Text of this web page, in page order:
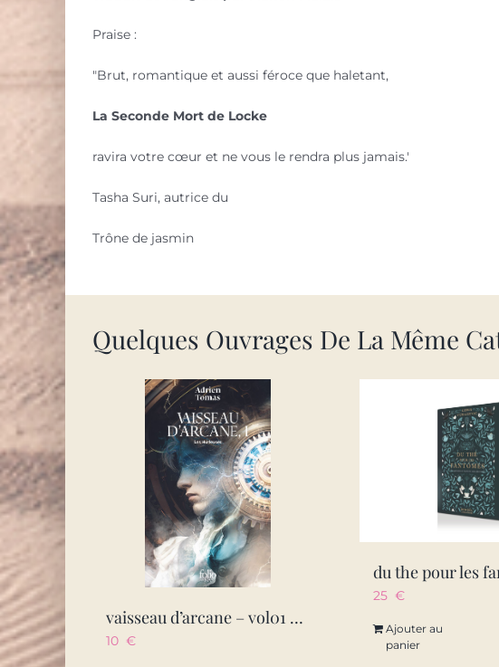
Praise :
"Brut, romantique et aussi féroce que haletant,
La Seconde Mort de Locke
ravira votre cœur et ne vous le rendra plus jamais.'
Tasha Suri, autrice du
Trône de jasmin
Quelques Ouvrages De La Même
vaisseau d’arcane – vol01 – les hurleuses
10 €
25 €
Ajouter au
panier